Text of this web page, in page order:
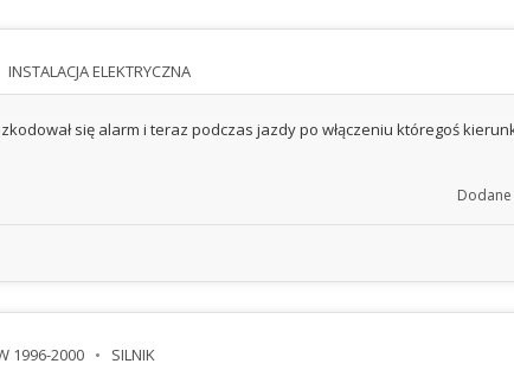
INSTALACJA ELEKTRYCZNA
się alarm i teraz podczas jazdy po włączeniu któregoś
Dodane
1996-2000 SILNIK